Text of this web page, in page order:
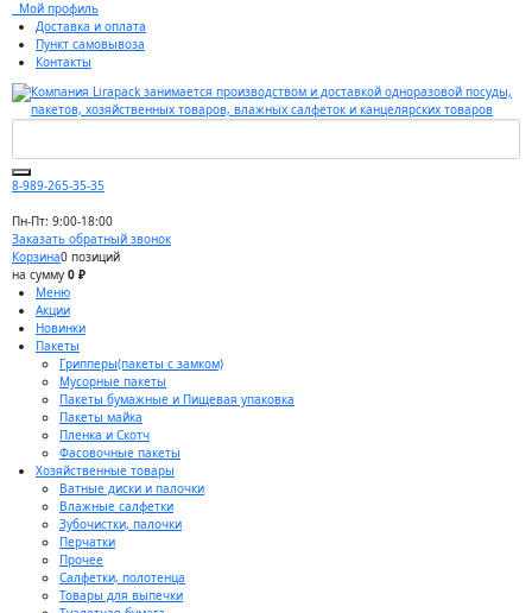
Мой профиль
Доставка и оплата
Пункт самовывоза
Контакты
8-989-265-35-35
Пн-Пт: 9:00-18:00
Заказать обратный звонок
Корзина0 позиций
на сумму 0 ₽
Меню
Акции
Новинки
Пакеты
Грипперы(пакеты с замком)
Мусорные пакеты
Пакеты бумажные и Пищевая упаковка
Пакеты майка
Пленка и Скотч
Фасовочные пакеты
Хозяйственные товары
Ватные диски и палочки
Влажные салфетки
Зубочистки, палочки
Перчатки
Прочее
Салфетки, полотенца
Товары для выпечки